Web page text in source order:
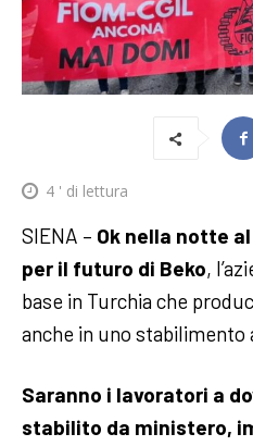
4 ' di lettura
SIENA – Ok nella notte
per il futuro di Beko,
base in Turchia che
anche in uno stabilimento
Saranno i lavoratori a
stabilito da ministero,